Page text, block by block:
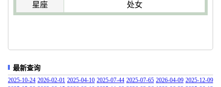
星座 处女
最新查询
2025-10-24 2026-02-01 2025-04-10 2025-07-44 2025-07-65 2026-04-09 2025-12-09